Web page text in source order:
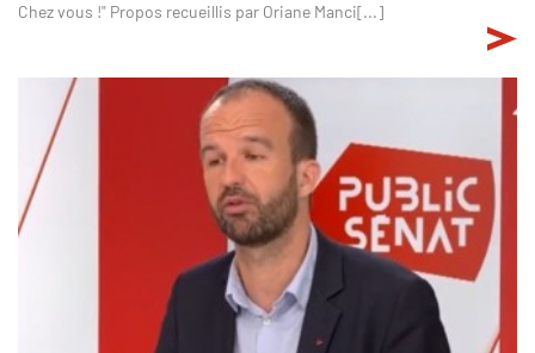
Chez vous !" Propos recueillis par Oriane Manci[...]